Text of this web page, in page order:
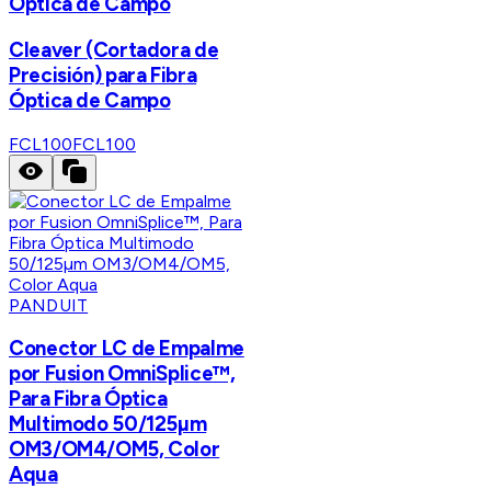
Cleaver (Cortadora de
Precisión) para Fibra
Óptica de Campo
FCL100FCL100
PANDUIT
Conector LC de Empalme
por Fusion OmniSplice™,
Para Fibra Óptica
Multimodo 50/125µm
OM3/OM4/OM5, Color
Aqua